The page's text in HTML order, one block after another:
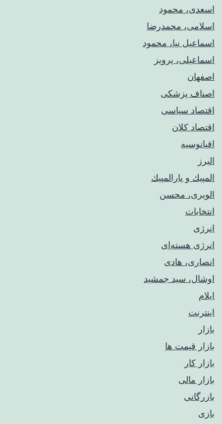
اسعدی، محمود
اسلامی، محمدرضا
اسماعیل نیا، محمود
اسماعیلی، پرویز
اصفهان
اصناف پزشکی
اقتصاد سیاسی
اقتصاد کلان
اقیانوسیه
البرز
المپيك و پارالمپيك
الویری، محسن
انتخابات
انرژی
انرژی هسته‌ای
انصاری، هادی
اوشال، سید جمشید
ایلام
اینترنت
بازار
بازار قیمت ها
بازار کار
بازار مالی
بازرگانی
بازی